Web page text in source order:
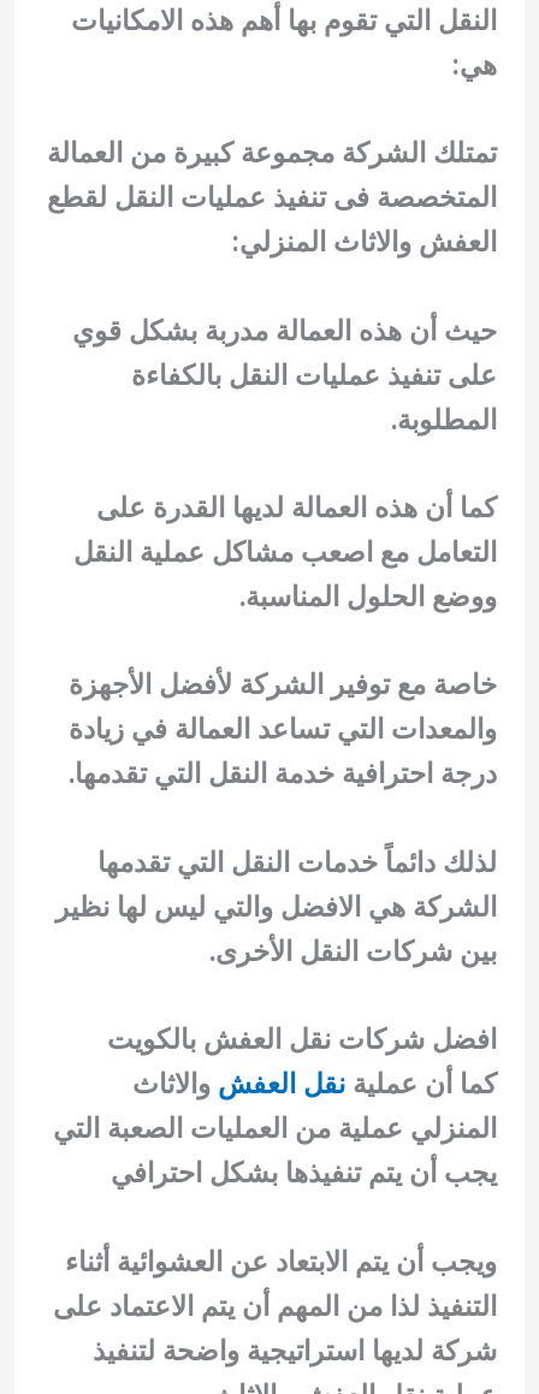
النقل التي تقوم بها أهم هذه الامكانيات
هي:
تمتلك الشركة مجموعة كبيرة من العمالة
المتخصصة فى تنفيذ عمليات النقل لقطع
العفش والاثاث المنزلي:
حيث أن هذه العمالة مدربة بشكل قوي
على تنفيذ عمليات النقل بالكفاءة
المطلوبة.
كما أن هذه العمالة لديها القدرة على
التعامل مع اصعب مشاكل عملية النقل
ووضع الحلول المناسبة.
خاصة مع توفير الشركة لأفضل الأجهزة
والمعدات التي تساعد العمالة في زيادة
درجة احترافية خدمة النقل التي تقدمها.
لذلك دائماً خدمات النقل التي تقدمها
الشركة هي الافضل والتي ليس لها نظير
بين شركات النقل الأخرى.
افضل شركات نقل العفش بالكويت
كما أن عمليةنقل العفش والاثاث
المنزلي عملية من العمليات الصعبة التي
يجب أن يتم تنفيذها بشكل احترافي
ويجب أن يتم الابتعاد عن العشوائية أثناء
التنفيذ لذا من المهم أن يتم الاعتماد على
شركة لديها استراتيجية واضحة لتنفيذ